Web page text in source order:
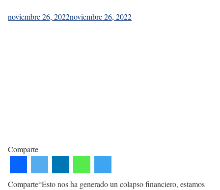
noviembre 26, 2022noviembre 26, 2022
Comparte
Comparte“Esto nos ha generado un colapso financiero, estamos